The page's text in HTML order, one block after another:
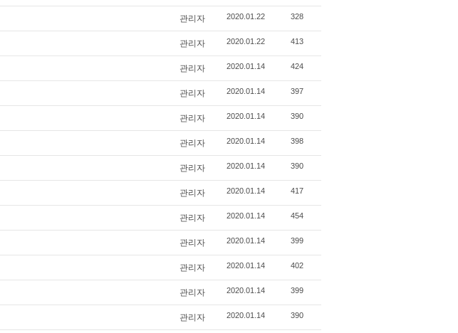
관리자 2020.01.22 328
관리자 2020.01.22 413
관리자 2020.01.14 424
관리자 2020.01.14 397
관리자 2020.01.14 390
관리자 2020.01.14 398
관리자 2020.01.14 390
관리자 2020.01.14 417
관리자 2020.01.14 454
관리자 2020.01.14 399
관리자 2020.01.14 402
관리자 2020.01.14 399
관리자 2020.01.14 390